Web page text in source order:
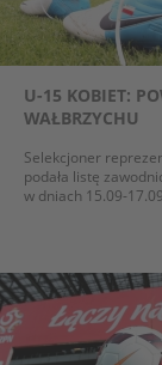
U-15 KOBIET:
WAŁBRZYCHU
Selekcjoner
podała listę
w dniach 15.09-